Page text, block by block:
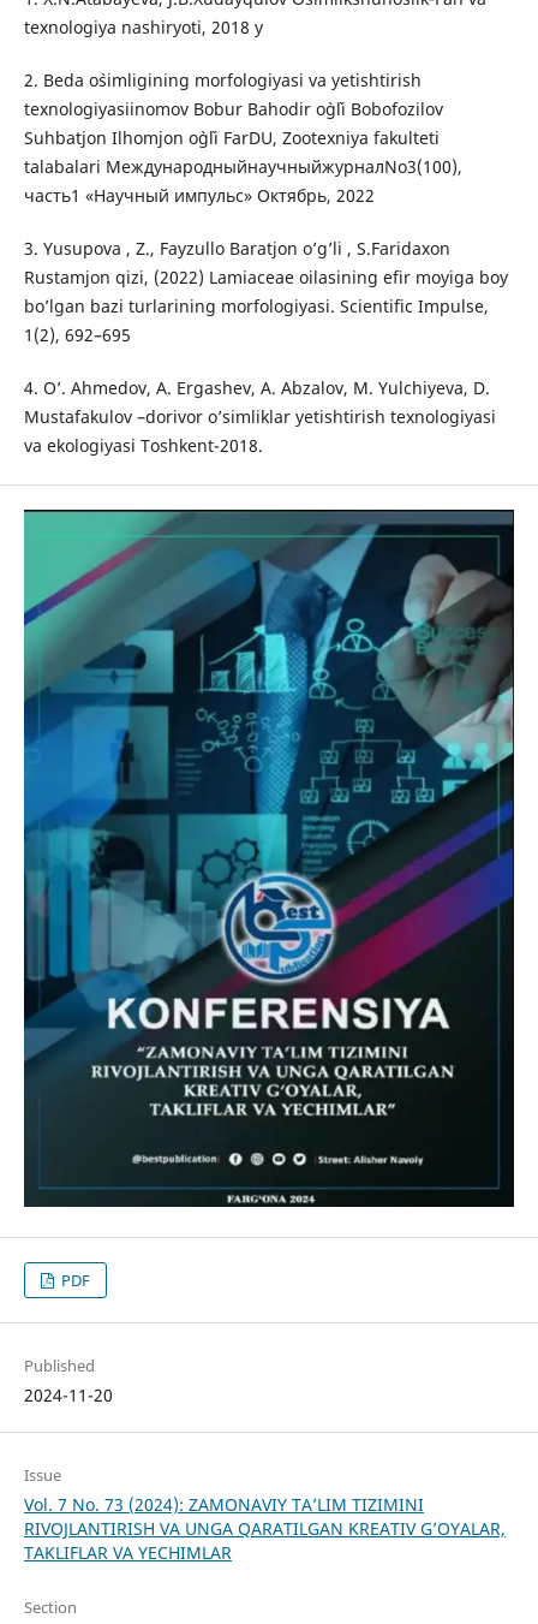
texnologiya nashiryoti, 2018 y
2. Beda o`simligining morfologiyasi va yetishtirish
texnologiyasiinomov Bobur Bahodir o`g`li Bobofozilov
Suhbatjon Ilhomjon o`g`li FarDU, Zootexniya fakulteti
talabalari МеждународныйнаучныйжурналNo3(100),
часть1 «Научный импульс» Октябрь, 2022
3. Yusupova , Z., Fayzullo Baratjon o’g’li , S.Faridaxon
Rustamjon qizi, (2022) Lamiaceae oilasining efir moyiga boy
bo’lgan bazi turlarining morfologiyasi. Scientific Impulse,
1(2), 692–695
4. O’. Ahmedov, A. Ergashev, A. Abzalov, M. Yulchiyeva, D.
Mustafakulov –dorivor o’simliklar yetishtirish texnologiyasi
va ekologiyasi Toshkent-2018.
PDF
Published
2024-11-20
Issue
Vol. 7 No. 73 (2024): ZAMONAVIY TA’LIM TIZIMINI
RIVOJLANTIRISH VA UNGA QARATILGAN KREATIV G’OYALAR,
TAKLIFLAR VA YECHIMLAR
Section